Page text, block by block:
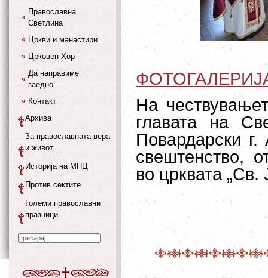
На
главата на
Повардарски г.
свештенство,
во црквата „Св.
Православна
Светлина
Цркви и манастири
Црковен Хор
Да направиме
заедно...
Контакт
Архива
За православната вера
и живот...
Историја на МПЦ
Против сектите
Големи православни
празници